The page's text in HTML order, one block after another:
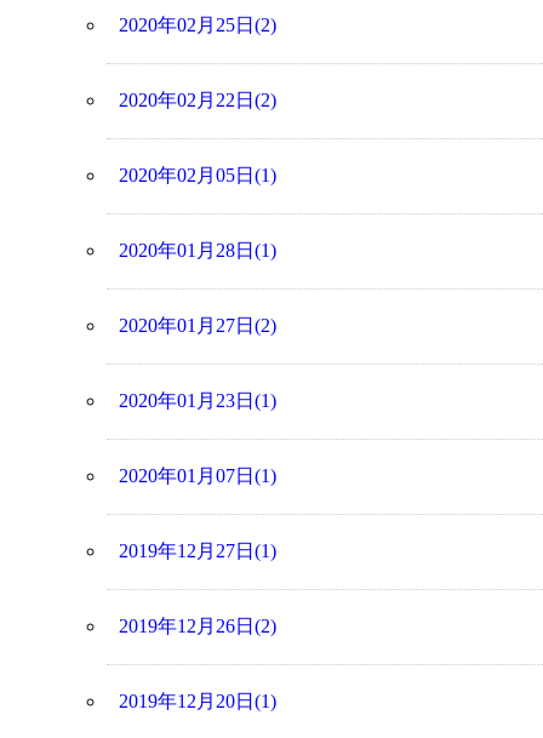
2020年02月25日(2)
2020年02月22日(2)
2020年02月05日(1)
2020年01月28日(1)
2020年01月27日(2)
2020年01月23日(1)
2020年01月07日(1)
2019年12月27日(1)
2019年12月26日(2)
2019年12月20日(1)